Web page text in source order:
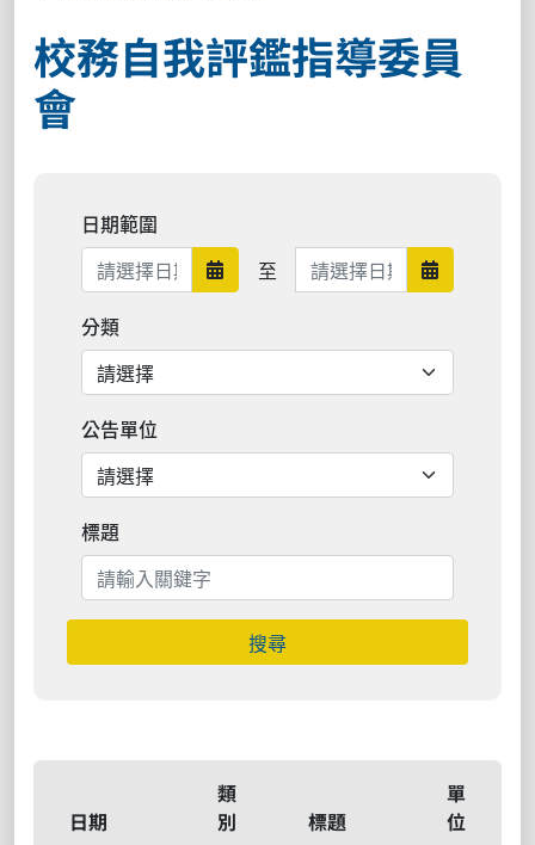
校務自我評鑑指導委員
會
日期範圍
日期範圍開始
至 日期範圍結束 日期範圍
分類
公告單位
標題
搜尋
日期
類
別
標題
單
位